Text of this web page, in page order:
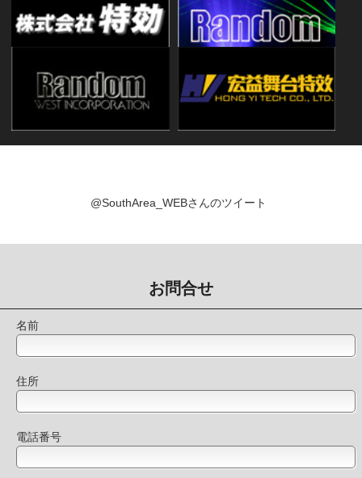
@SouthArea_WEBさんのツイート
お問合せ
名前
住所
電話番号